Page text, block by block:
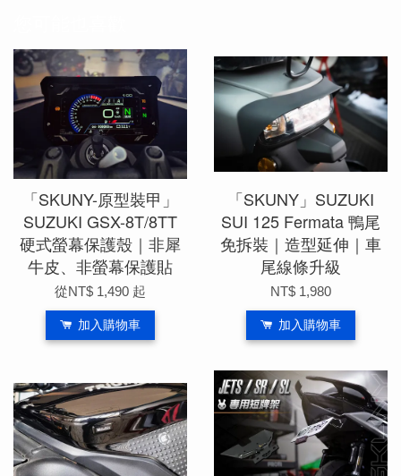
「SKUNY-原型裝甲」
SUZUKI GSX-8T/8TT
硬式螢幕保護殼｜非犀
牛皮、非螢幕保護貼
從NT$ 1,490 起
加入購物車
「SKUNY」SUZUKI
SUI 125 Fermata 鴨尾
免拆裝｜造型延伸｜車
尾線條升級
NT$ 1,980
加入購物車